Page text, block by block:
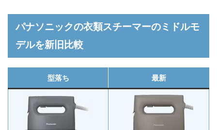
パナソニックの衣類スチーマーのミドルモ
デルを新旧比較
型落ち 最新